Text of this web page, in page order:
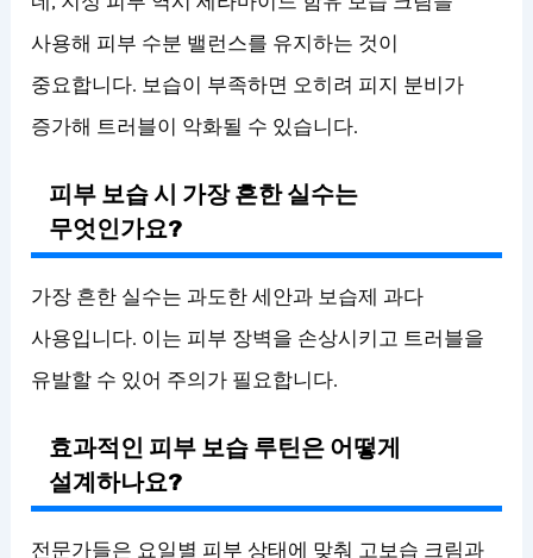
사용해 피부 수분 밸런스를 유지하는 것이
중요합니다. 보습이 부족하면 오히려 피지 분비가
증가해 트러블이 악화될 수 있습니다.
피부 보습 시 가장 흔한 실수는
무엇인가요?
가장 흔한 실수는 과도한 세안과 보습제 과다
사용입니다. 이는 피부 장벽을 손상시키고 트러블을
유발할 수 있어 주의가 필요합니다.
효과적인 피부 보습 루틴은 어떻게
설계하나요?
전문가들은 요일별 피부 상태에 맞춰 고보습 크림과